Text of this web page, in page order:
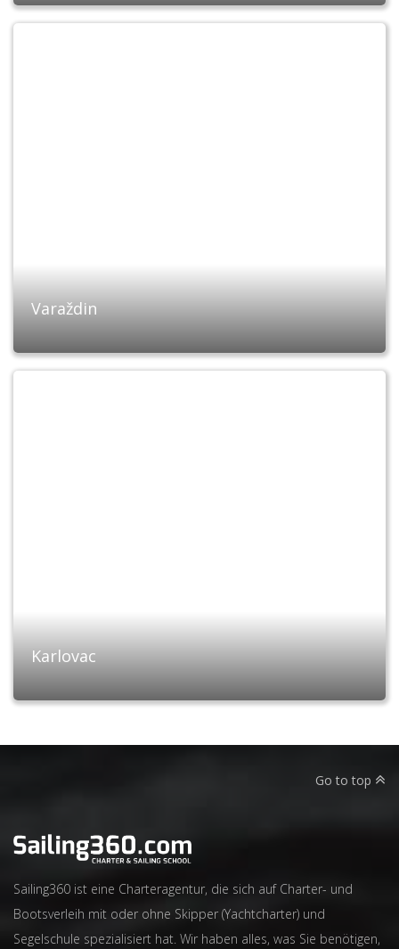
Varaždin
Karlovac
Go to top
Sailing360 ist eine Charteragentur, die sich auf Charter- und
Bootsverleih mit oder ohne Skipper (Yachtcharter) und
Segelschule spezialisiert hat. Wir haben alles, was Sie benötigen,